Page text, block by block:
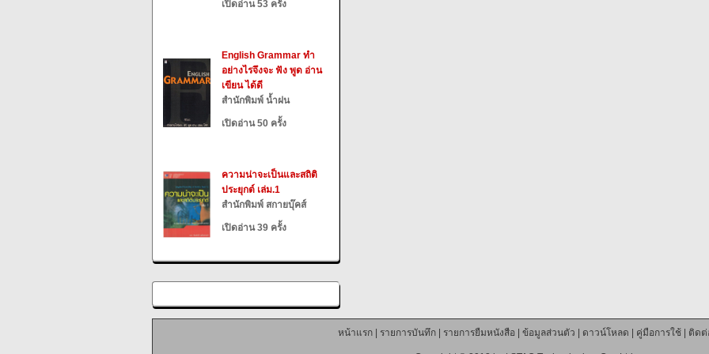
เปิดอ่าน 53 ครั้ง
English Grammar ทำ
อย่างไรจึงจะ ฟัง พูด อ่าน
เขียน ได้ดี
สำนักพิมพ์ น้ำฝน
เปิดอ่าน 50 ครั้ง
ความน่าจะเป็นและสถิติ
ประยุกต์ เล่ม.1
สำนักพิมพ์ สกายบุ๊คส์
เปิดอ่าน 39 ครั้ง
หน้าแรก| รายการบันทึก| รายการยืมหนังสือ ข้อมูลส่วนตัว ดาวน์โหลด คู่มือการใช้| ติดต่